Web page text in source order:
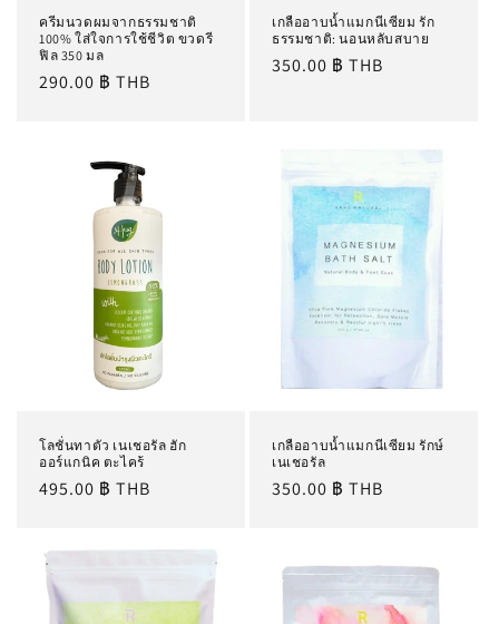
ครีมนวดผมจากธรรมชาติ
100% ใส่ใจการใช้ชีวิต ขวดรี
ฟิล 350 มล
ราคา
290.00 ฿ THB
เกลืออาบน้ำแมกนีเซียม รัก
ธรรมชาติ: นอนหลับสบาย
ราคา
350.00 ฿ THB
โลชั่นทาตัว เนเชอรัล ฮัก
ออร์แกนิค ตะไคร้
ราคา
495.00 ฿ THB
เกลืออาบน้ำแมกนีเซียม รักษ์
เนเชอรัล
ราคา
350.00 ฿ THB